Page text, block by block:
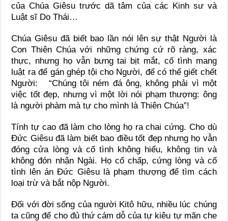
của Chúa Giêsu trước dã tâm của các Kinh sư và
Luật sĩ Do Thái…
Chúa Giêsu đã biết bao lần nói lên sự thật Người là
Con Thiên Chúa với những chứng cứ rõ ràng, xác
thực, nhưng họ vẫn bưng tai bịt mắt, cố tình mang
luật ra để gán ghép tội cho Người, để có thể giết chết
Người: “Chúng tôi ném đá ông, không phải vì một
việc tốt đẹp, nhưng vì một lời nói phạm thượng: ông
là người phàm mà tự cho mình là Thiên Chúa”!
Tính tự cao đã làm cho lòng họ ra chai cứng. Cho dù
Đức Giêsu đã làm biết bao điều tốt đẹp nhưng họ vẫn
đóng cửa lòng và cố tình không hiểu, không tin và
không đón nhận Ngài. Họ cố chấp, cứng lòng và cố
tình lên án Đức Giêsu là phạm thượng để tìm cách
loại trừ và bắt nộp Người.
Đối với đời sống của người Kitô hữu, nhiều lúc chúng
ta cũng để cho đủ thứ cám dỗ của tự kiêu tự mãn che